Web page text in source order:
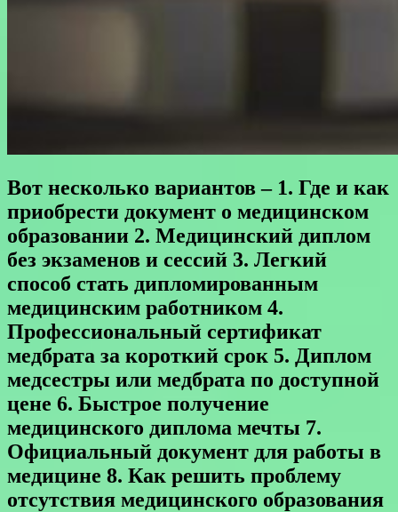
Вот несколько вариантов – 1. Где и как
приобрести документ о медицинском
образовании 2. Медицинский диплом
без экзаменов и сессий 3. Легкий
способ стать дипломированным
медицинским работником 4.
Профессиональный сертификат
медбрата за короткий срок 5. Диплом
медсестры или медбрата по доступной
цене 6. Быстрое получение
медицинского диплома мечты 7.
Официальный документ для работы в
медицине 8. Как решить проблему
отсутствия медицинского образования